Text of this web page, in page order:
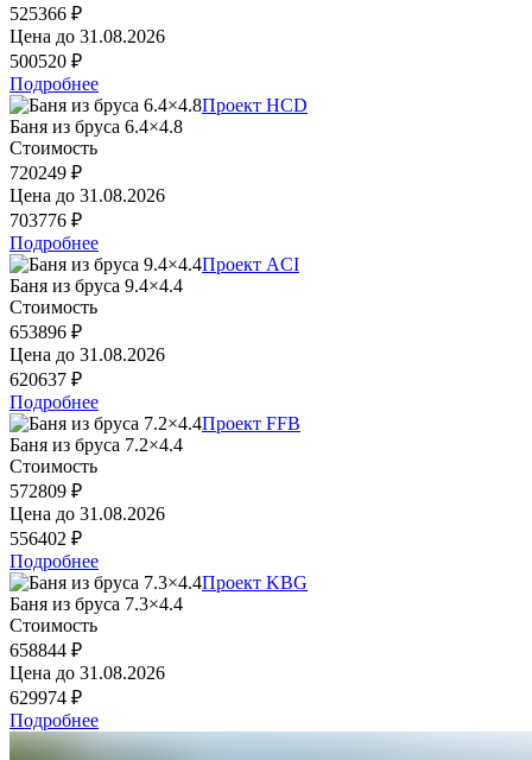
525366 ₽
Цена до 31.08.2026
500520 ₽
Подробнее
Проект HCD
Баня из бруса 6.4×4.8
Стоимость
720249 ₽
Цена до 31.08.2026
703776 ₽
Подробнее
Проект ACI
Баня из бруса 9.4×4.4
Стоимость
653896 ₽
Цена до 31.08.2026
620637 ₽
Подробнее
Проект FFB
Баня из бруса 7.2×4.4
Стоимость
572809 ₽
Цена до 31.08.2026
556402 ₽
Подробнее
Проект KBG
Баня из бруса 7.3×4.4
Стоимость
658844 ₽
Цена до 31.08.2026
629974 ₽
Подробнее